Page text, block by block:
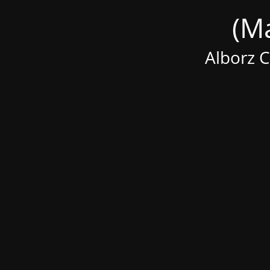
Alborz